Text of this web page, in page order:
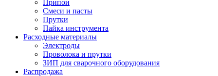
Припои
Смеси и пасты
Прутки
Пайка инструмента
Расходные материалы
Электроды
Проволока и прутки
ЗИП для сварочного оборудования
Распродажа